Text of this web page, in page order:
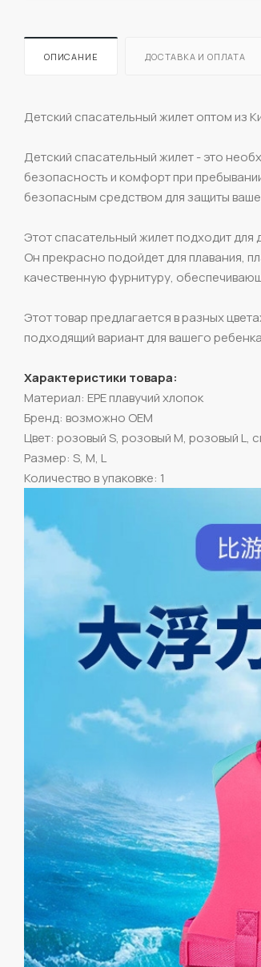
ОПИСАНИЕ ДОСТАВКА И ОПЛАТА
Детский спасательный жилет оптом из
Детский спасательный жилет - это
безопасность и комфорт при
безопасным средством для защиты
Этот спасательный жилет подходит для
Он прекрасно подойдет для плавания,
качественную фурнитуру,
Этот товар предлагается в разных
подходящий вариант для вашего
Характеристики товара:
Материал: EPE плавучий хлопок
Бренд: возможно OEM
Цвет: розовый S, розовый M, розовый L,
Размер: S, M, L
Количество в упаковке: 1